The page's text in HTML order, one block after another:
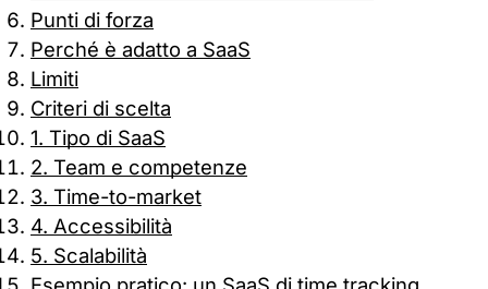
Punti di forza
Perché è adatto a SaaS
Limiti
Criteri di scelta
1. Tipo di SaaS
2. Team e competenze
3. Time-to-market
4. Accessibilità
5. Scalabilità